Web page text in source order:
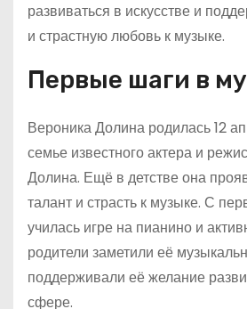
развиваться в искусстве и
и страстную любовь к музыке.
Первые шаги в
Вероника Долина родилась 12
семье известного актера и
Долина. Ещё в детстве она
талант и страсть к музыке. С
училась игре на пианино и
родители заметили её
поддерживали её желание
сфере.